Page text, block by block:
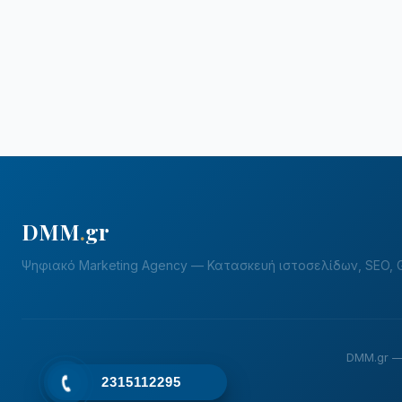
DMM.gr
Ψηφιακό Marketing Agency — Κατασκευή ιστοσελίδων, SEO,
DMM.gr
2315112295